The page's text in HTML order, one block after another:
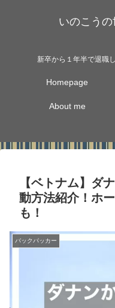
いのこう
新卒から１年半で退職
Homepage
About me
【ベトナム】ダ
動方法紹介！ホ
も！
バックパッカー